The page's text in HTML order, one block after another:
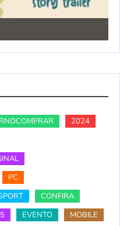
2024
PC
CONFIRA
EVENTO
MOBILE